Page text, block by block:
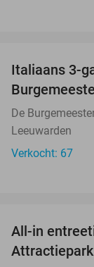
Italiaans 3-
De
Leeuwarden
Verkocht: 67
All-in